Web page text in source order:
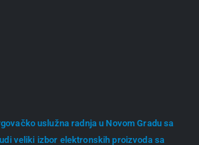
uslužna radnja u Novom Gradu sa
veliki izbor elektronskih proizvoda sa